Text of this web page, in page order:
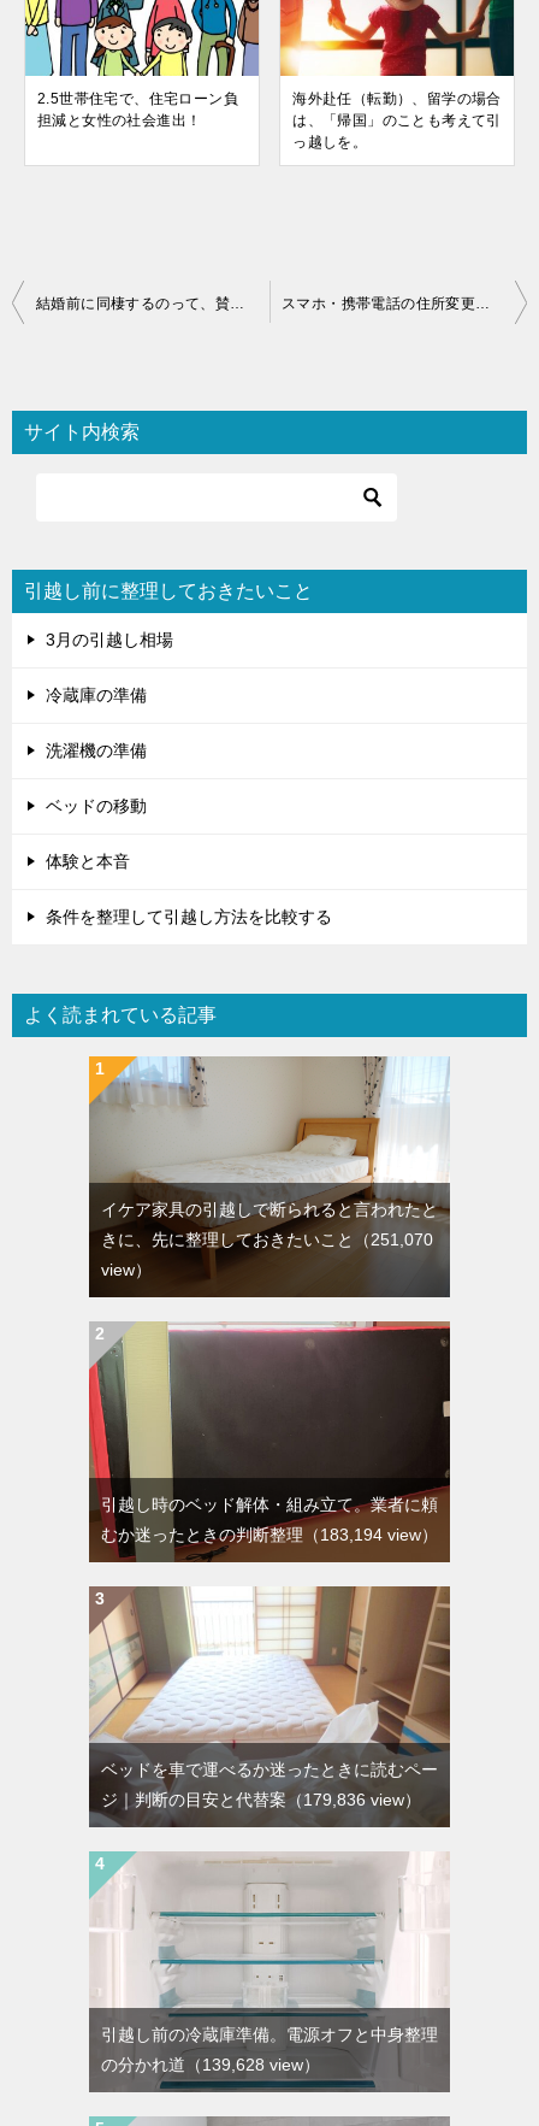
2.5世帯住宅で、住宅ローン負
担減と女性の社会進出！
海外赴任（転勤）、留学の場合
は、「帰国」のことも考えて引
っ越しを。
投
ビ
ゲ
ョ
ン
サイト内検索
引越し前に整理しておきたいこと
3月の引越し相場
冷蔵庫の準備
洗濯機の準備
ベッドの移動
体験と本音
条件を整理して引越し方法を比較する
よく読まれている記事
イケア家具の引越しで断られると言われたと
きに、先に整理しておきたいこと
（251,070
view）
引越し時のベッド解体・組み立て。業者に頼
むか迷ったときの判断整理 （183,194 view）
ベッドを車で運べるか迷ったときに読むペー
ジ｜判断の目安と代替案 （179,836 view）
引越し前の冷蔵庫準備。電源オフと中身整理
の分かれ道 （139,628 view）